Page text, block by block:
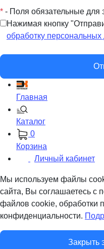
* - Поля обязательные для
Нажимая кнопку
обработку
Главная
Каталог
0
Корзина
Личный кабинет
Мы используем файлы
сайта, Вы соглашаетесь с
файлов cookie, обработки
конфиденциальности.
Закрыть